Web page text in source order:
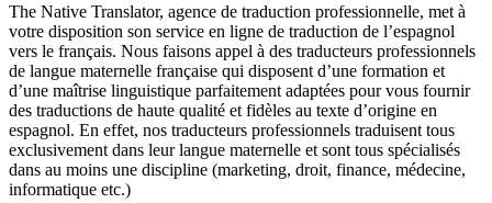
The Native Translator, agence de traduction professionnelle, met à
votre disposition son service en ligne de traduction de l’espagnol
vers le français. Nous faisons appel à des traducteurs professionnels
de langue maternelle française qui disposent d’une formation et
d’une maîtrise linguistique parfaitement adaptées pour vous fournir
des traductions de haute qualité et fidèles au texte d’origine en
espagnol. En effet, nos traducteurs professionnels traduisent tous
exclusivement dans leur langue maternelle et sont tous spécialisés
dans au moins une discipline (marketing, droit, finance, médecine,
informatique etc.)